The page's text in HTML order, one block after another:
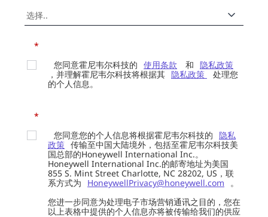
*
您同意霍尼韦尔科技的 使用条款 和 隐私政策
，并理解霍尼韦尔科技将根据其 隐私政策
处理您
的个人信息。
*
您同意您的个人信息将根据霍尼韦尔科技的 隐私
政策 传输至中国大陆境外，包括至霍尼韦尔科技美
国总部的Honeywell International Inc.。
Honeywell International Inc.的邮寄地址为美国
855 S. Mint Street Charlotte, NC 28202, US，联
系方式为
HoneywellPrivacy@honeywell.com
。
您进一步同意为处理电子市场营销通讯之目的，您在
以上表格中提供的个人信息亦将被传输给我们的供应